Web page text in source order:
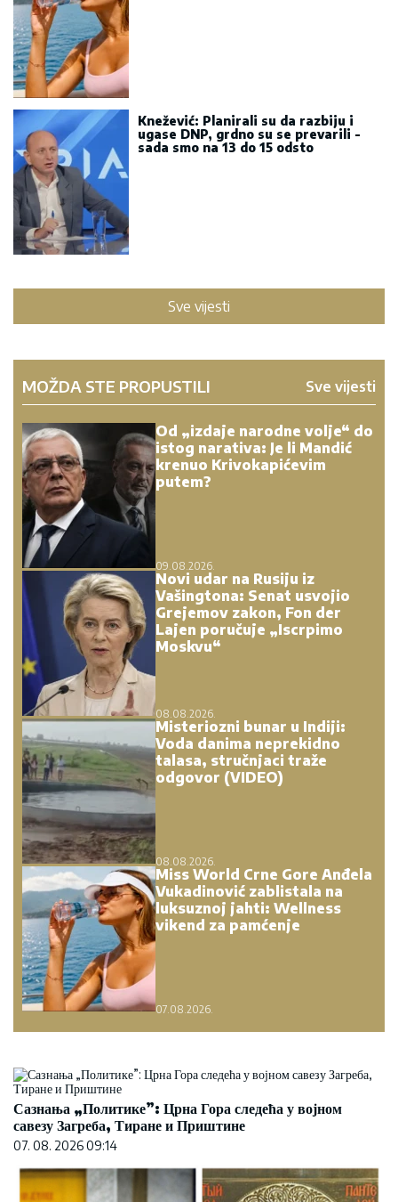
Knežević: Planirali su da razbiju i
ugase DNP, grdno su se prevarili -
sada smo na 13 do 15 odsto
Sve vijesti
MOŽDA STE PROPUSTILI Sve vijesti
Od „izdaje narodne volje“ do
istog narativa: Je li Mandić
krenuo Krivokapićevim
putem?
09.08.2026.
Novi udar na Rusiju iz
Vašingtona: Senat usvojio
Grejemov zakon, Fon der
Lajen poručuje „Iscrpimo
Moskvu“
08.08.2026.
Misteriozni bunar u Indiji:
Voda danima neprekidno
talasa, stručnjaci traže
odgovor (VIDEO)
08.08.2026.
Miss World Crne Gore Anđela
Vukadinović zablistala na
luksuznoj jahti: Wellness
vikend za pamćenje
07.08.2026.
Сазнања „Политике”: Црна Гора следећа у војном
савезу Загреба, Тиране и Приштине
07. 08. 2026 09:14